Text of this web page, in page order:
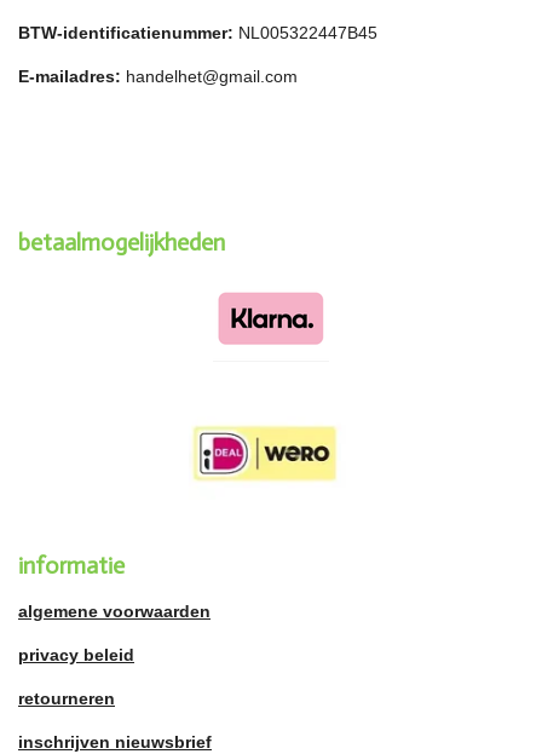
BTW-identificatienummer: NL005322447B45
E-mailadres: handelhet@gmail.com
betaalmogelijkheden
informatie
algemene voorwaarden
privacy beleid
retourneren
inschrijven nieuwsbrief